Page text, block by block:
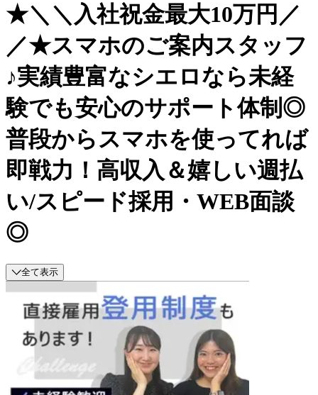
★＼＼入社祝金最大10万円／
／★スマホのご案内スタッフ
♪実績豊富なシエロなら未経
験でも安心のサポート体制◎
普段からスマホを使ってれば
即戦力！高収入＆嬉しい週払
い/スピード採用・WEB面談
◎
全て表示